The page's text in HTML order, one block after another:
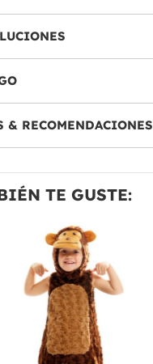
& RECOMENDACIONES
TE GUSTE: